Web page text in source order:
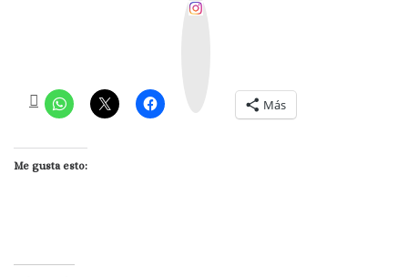
Más
Me gusta esto: